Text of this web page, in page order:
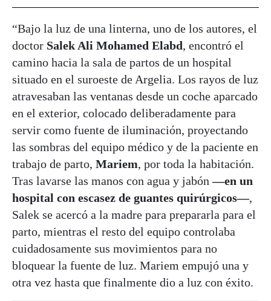
“Bajo la luz de una linterna, uno de los autores, el
doctor Salek Ali Mohamed Elabd, encontró el
camino hacia la sala de partos de un hospital
situado en el suroeste de Argelia. Los rayos de luz
atravesaban las ventanas desde un coche aparcado
en el exterior, colocado deliberadamente para
servir como fuente de iluminación, proyectando
las sombras del equipo médico y de la paciente en
trabajo de parto, Mariem, por toda la habitación.
Tras lavarse las manos con agua y jabón—en un
hospital con escasez de guantes quirúrgicos—,
Salek se acercó a la madre para prepararla para el
parto, mientras el resto del equipo controlaba
cuidadosamente sus movimientos para no
bloquear la fuente de luz. Mariem empujó una y
otra vez hasta que finalmente dio a luz con éxito.